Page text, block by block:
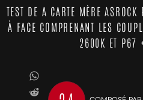
TEST DE A CARTE MÈRE
À FACE COMPRENANT LES
2600K ET P67